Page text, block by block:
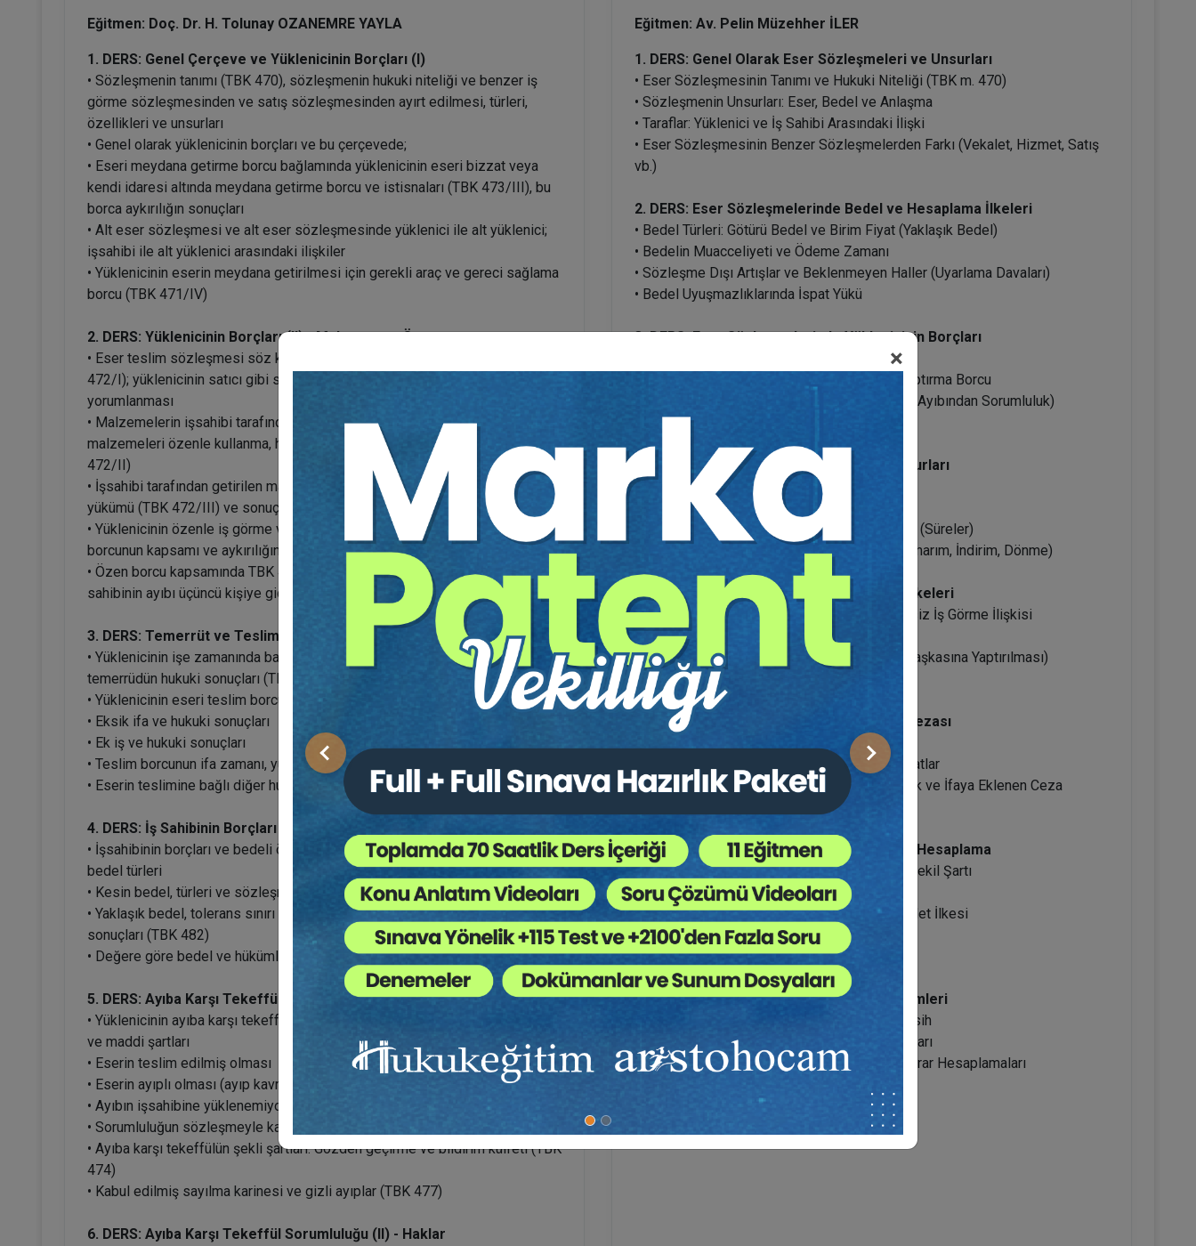
×
Önceki Sonraki
Eğitmen: Doç. Dr. H. Tolunay OZANEMRE YAYLA
1. DERS: Genel Çerçeve ve Yüklenicinin Borçları (I)
• Sözleşmenin tanımı (TBK 470), sözleşmenin hukuki niteliği ve benzer iş
görme sözleşmesinden ve satış sözleşmesinden ayırt edilmesi, türleri,
özellikleri ve unsurları
• Genel olarak yüklenicinin borçları ve bu çerçevede;
• Eseri meydana getirme borcu bağlamında yüklenicinin eseri bizzat veya
kendi idaresi altında meydana getirme borcu ve istisnaları (TBK 473/III), bu
borca aykırılığın sonuçları
• Alt eser sözleşmesi ve alt eser sözleşmesinde yüklenici ile alt yüklenici;
işsahibi ile alt yüklenici arasındaki ilişkiler
• Yüklenicinin eserin meydana getirilmesi için gerekli araç ve gereci sağlama
borcu (TBK 471/IV)
2. DERS: Yüklenicinin Borçları (II) - Malzeme ve Özen
• Eser teslim sözleşmesi söz konusuysa malzemeleri sağlama borcu (TBK
472/I); yüklenicinin satıcı gibi sorumlu olacağına ilişkin hükmün
yorumlanması
• Malzemelerin işsahibi tarafından sağlandığı hallerde yüklenicinin
malzemeleri özenle kullanma, hesap verme ve artanı iade etme borçları (TBK
472/II)
• İşsahibi tarafından getirilen malzemenin/arazinin ayıplı olduğunu bildirme
yükümü (TBK 472/III) ve sonuçları
• Yüklenicinin özenle iş görme ve sadakat borcu (TBK 471/I-II), özen
borcunun kapsamı ve aykırılığın sonuçları
• Özen borcu kapsamında TBK 473/II hükmü (Öncelenmiş ayıplı ifa) ve iş
sahibinin ayıbı üçüncü kişiye giderilmesini isteme yetkisi
3. DERS: Temerrüt ve Teslim
• Yüklenicinin işe zamanında başlama ve devam etme borcu ve öncelenmiş
temerrüdün hukuki sonuçları (TBK 473/I)
• Yüklenicinin eseri teslim borcu ve özellik arz eden haller
• Eksik ifa ve hukuki sonuçları
• Ek iş ve hukuki sonuçları
• Teslim borcunun ifa zamanı, yüklenicinin temerrüdü ve sonuçları
• Eserin teslimine bağlı diğer hususlar ve ceza koşulu
4. DERS: İş Sahibinin Borçları ve Bedel
• İşsahibinin borçları ve bedeli ödeme borcu (TBK 479), eser sözleşmesinde
bedel türleri
• Kesin bedel, türleri ve sözleşmenin uyarlanması (TBK 480)
• Yaklaşık bedel, tolerans sınırı ve yaklaşık bedelin aşırı ölçüde aşılmasının
sonuçları (TBK 482)
• Değere göre bedel ve hükümleri (TBK 481)
5. DERS: Ayıba Karşı Tekeffül Sorumluluğu (I)
• Yüklenicinin ayıba karşı tekeffül sorumluluğuna genel bakış (TBK 474 vd.)
ve maddi şartları
• Eserin teslim edilmiş olması
• Eserin ayıplı olması (ayıp kavramı, türleri, aluid farkı)
• Ayıbın işsahibine yüklenemiyor olması (TBK 476)
• Sorumluluğun sözleşmeyle kaldırılmamış olması
• Ayıba karşı tekeffülün şekli şartları: Gözden geçirme ve bildirim külfeti (TBK
474)
• Kabul edilmiş sayılma karinesi ve gizli ayıplar (TBK 477)
6. DERS: Ayıba Karşı Tekeffül Sorumluluğu (II) - Haklar
Eğitmen: Av. Pelin Müzehher İLER
1. DERS: Genel Olarak Eser Sözleşmeleri ve Unsurları
• Eser Sözleşmesinin Tanımı ve Hukuki Niteliği (TBK m. 470)
• Sözleşmenin Unsurları: Eser, Bedel ve Anlaşma
• Taraflar: Yüklenici ve İş Sahibi Arasındaki İlişki
• Eser Sözleşmesinin Benzer Sözleşmelerden Farkı (Vekalet, Hizmet, Satış
vb.)
2. DERS: Eser Sözleşmelerinde Bedel ve Hesaplama İlkeleri
• Bedel Türleri: Götürü Bedel ve Birim Fiyat (Yaklaşık Bedel)
• Bedelin Muacceliyeti ve Ödeme Zamanı
• Sözleşme Dışı Artışlar ve Beklenmeyen Haller (Uyarlama Davaları)
• Bedel Uyuşmazlıklarında İspat Yükü
3. DERS: Eser Sözleşmelerinde Yüklenicinin Borçları
• Eseri Bizzat Yapma veya Yönetim Altında Yaptırma Borcu
• Araç ve Malzeme Sağlama Borcu (Malzeme Ayıbından Sorumluluk)
• İşe Zamanında Başlama ve Teslim Borcu
4. DERS: Eksik, Ayıplı İş ve Hesaplama Unsurları
• Eksik İş (Natamam İş) ile Ayıplı İş Ayrımı
• Ayıp Türleri: Açık Ayıp ve Gizli Ayıp
• İş Sahibinin Gözden Geçirme ve İhbar Külfeti (Süreler)
• Ayıp Halinde İş Sahibinin Seçimlik Hakları (Onarım, İndirim, Dönme)
5. DERS: İlave İş ve Nama İfa Hesaplama İlkeleri
• Sözleşme Dışı Fazla İş (İlave İş) ve Vekaletsiz İş Görme İlişkisi
• Yüklenicinin Temerrüdü ve Şartları
• Nama İfa Kavramı (İşin Yüklenici Hesabına Başkasına Yaptırılması)
• Nama İfa İçin Hakim İzni ve Avans Talebi
6. DERS: Teslimde Gecikme ve Gecikme Cezası
• Teslim ve Kabulün Hukuki Sonuçları
• Gecikme Halinde Talep Edilebilecek Tazminatlar
• Cezai Şart (Gecikme Cezası) Türleri: Seçimlik ve İfaya Eklenen Ceza
• Cezai Şartta İndirim ve Aşkın Zarar
7. DERS: Geçersiz Sözleşmelerde İade ve Hesaplama
• Arsa Payı Karşılığı İnşaat Sözleşmelerinde Şekil Şartı
• Şekle Aykırılık ve Sözleşmenin Geçersizliği
• Sebepsiz Zenginleşme ve Denkleştirici Adalet İlkesi
• Verilenlerin İadesinde Güncel Değer Hesabı
• Munzam Zarar Hesaplaması
8. DERS: Sözleşmenin Feshi ve Talep Kalemleri
• Fesih Türleri: İleriye Etkili ve Geriye Etkili Fesih
• Haklı Sebeple Fesih ve Haksız Fesih Sonuçları
• Müspet Zarar (Kâr Mahrumiyeti) ve Menfi Zarar Hesaplamaları